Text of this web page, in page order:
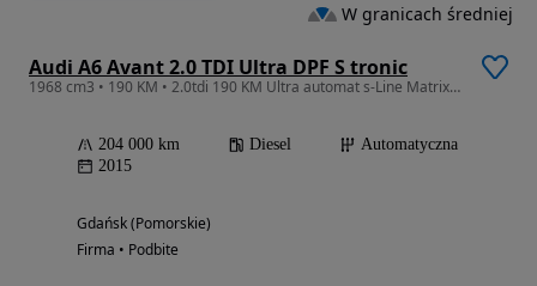
Audi A6 Avant 2.0 TDI Ultra DPF S tronic
1968 cm3 • 190 KM • 2.0tdi 190 KM Ultra automat s-Line Matrix Navi el.klapa 1. Rok. Gwar
204 000 km Diesel
Automatyczna
2015
Gdańsk (Pomorskie)
Firma • Podbite
W granicach średniej